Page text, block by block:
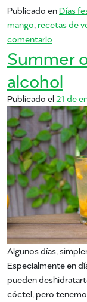
Publicado enDías
mango, recetas de
comentario
Summer
alcohol
Publicado el 21 de
Algunos días,
Especialmente en
pueden
cóctel, pero